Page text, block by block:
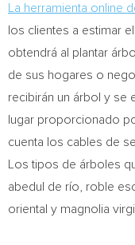
La herramienta online
los clientes a estimar
obtendrá al plantar
de sus hogares o
recibirán un árbol y se
lugar proporcionado
cuenta los cables de
Los tipos de árboles
abedul de río, roble
oriental y magnolia